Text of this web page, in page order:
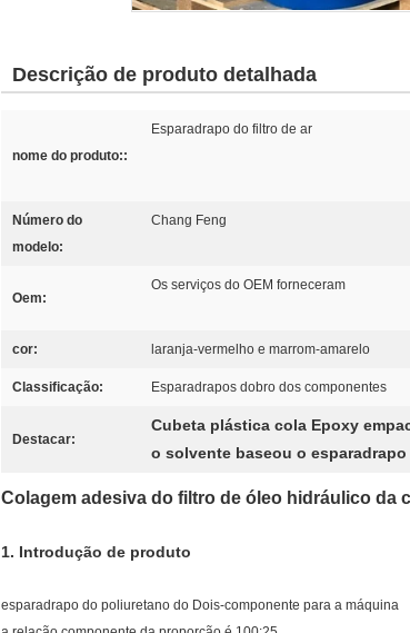
Descrição de produto detalhada
nome do produto::
Esparadrapo do filtro de ar
Número do
modelo:
Chang Feng
Oem:
Os serviços do OEM forneceram
cor: laranja-vermelho e marrom-amarelo
Classificação: Esparadrapos dobro dos componentes
Destacar:
Cubeta plástica cola Epoxy
o solvente baseou o
Colagem adesiva do filtro de óleo hidráulico da
1. Introdução de produto
esparadrapo do poliuretano do Dois-componente para a máquina